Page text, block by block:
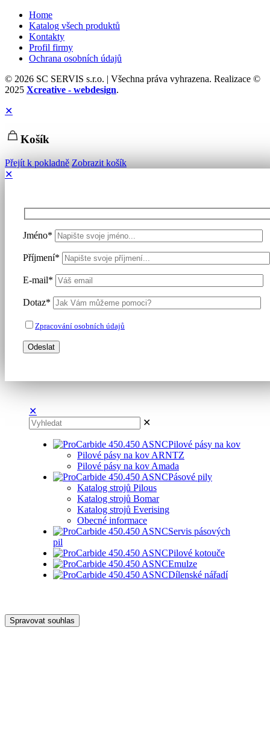
Home
Katalog všech produktů
Kontakty
Profil firmy
Ochrana osobních údajů
© 2026 SC SERVIS s.r.o. | Všechna práva vyhrazena. Realizace ©
2025 Xcreative - webdesign.
✕
Košík
Přejít k pokladně Zobrazit košík
✕
Jméno*
Příjmení*
E-mail*
Dotaz*
Zpracování osobních údajů
✕
✕
Pilové pásy na kov
Pilové pásy na kov ARNTZ
Pilové pásy na kov Amada
Pásové pily
Katalog strojů Pilous
Katalog strojů Bomar
Katalog strojů Everising
Obecné informace
Servis pásových
pil
Pilové kotouče
Emulze
Dílenské nářadí
Spravovat souhlas